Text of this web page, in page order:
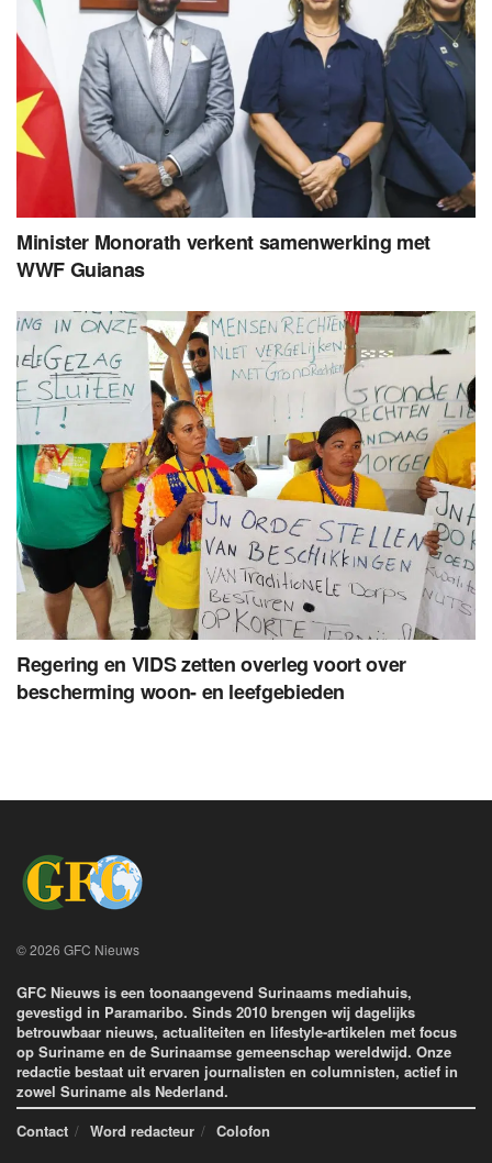
Minister Monorath verkent samenwerking met
WWF Guianas
Regering en VIDS zetten overleg voort over
bescherming woon- en leefgebieden
© 2026 GFC Nieuws
GFC Nieuws is een toonaangevend Surinaams mediahuis,
gevestigd in Paramaribo. Sinds 2010 brengen wij dagelijks
betrouwbaar nieuws, actualiteiten en lifestyle-artikelen met focus
op Suriname en de Surinaamse gemeenschap wereldwijd. Onze
redactie bestaat uit ervaren journalisten en columnisten, actief in
zowel Suriname als Nederland.
Contact
Word redacteur Colofon